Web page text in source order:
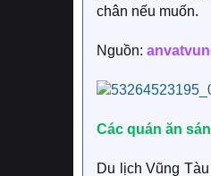
chân nếu muốn.
Nguồn:
Các quán ăn
Du lịch Vũng